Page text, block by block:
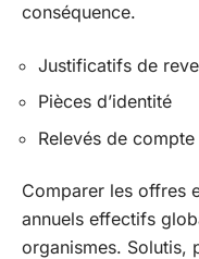
conséquence.
Justificatifs de
Pièces d’identité
Relevés de compte
Comparer les offres
annuels effectifs
organismes. Solutis,